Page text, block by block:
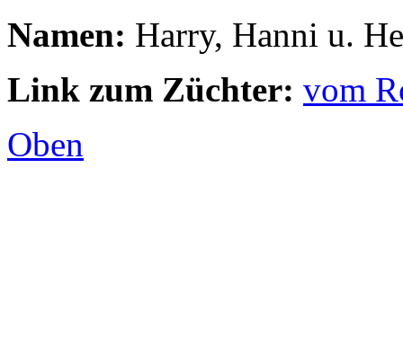
Namen: Harry, Hanni u.
Link zum Züchter: vom
Oben